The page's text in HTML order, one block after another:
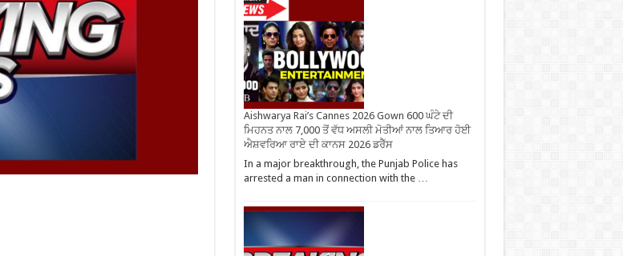
Aishwarya Rai’s Cannes 2026 Gown 600 ਘੰਟੇ ਦੀ
ਮਿਹਨਤ ਨਾਲ 7,000 ਤੋਂ ਵੱਧ ਅਸਲੀ ਮੋਤੀਆਂ ਨਾਲ ਤਿਆਰ ਹੋਈ
ਐਸ਼ਵਰਿਆ ਰਾਏ ਦੀ ਕਾਨਸ 2026 ਡਰੈੱਸ
In a major breakthrough, the Punjab Police has
arrested a man in connection with the …